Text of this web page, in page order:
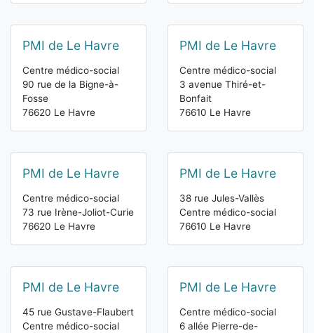
PMI de Le Havre
Centre médico-social
90 rue de la Bigne-à-
Fosse
76620 Le Havre
PMI de Le Havre
Centre médico-social
3 avenue Thiré-et-
Bonfait
76610 Le Havre
PMI de Le Havre
Centre médico-social
73 rue Irène-Joliot-Curie
76620 Le Havre
PMI de Le Havre
38 rue Jules-Vallès
Centre médico-social
76610 Le Havre
PMI de Le Havre
45 rue Gustave-Flaubert
Centre médico-social
PMI de Le Havre
Centre médico-social
6 allée Pierre-de-